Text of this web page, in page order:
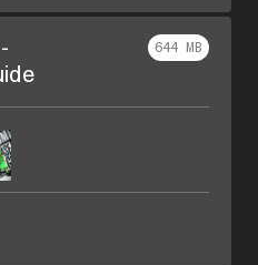
644 MB